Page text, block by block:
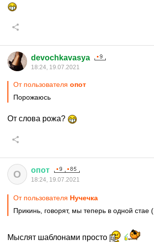
devochkavasya
18:24, 19.07.2021
От пользователя опот
Порожаюсь
От слова рожа?
О опот
18:24, 19.07.2021
От пользователя Нучечка
Прикинь, говорят, мы теперь в одной стае (
Мыслят шаблонами просто